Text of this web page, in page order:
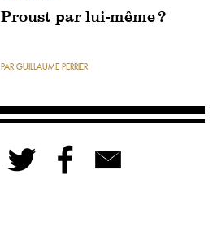
Proust par lui-même ?
PAR GUILLAUME PERRIER